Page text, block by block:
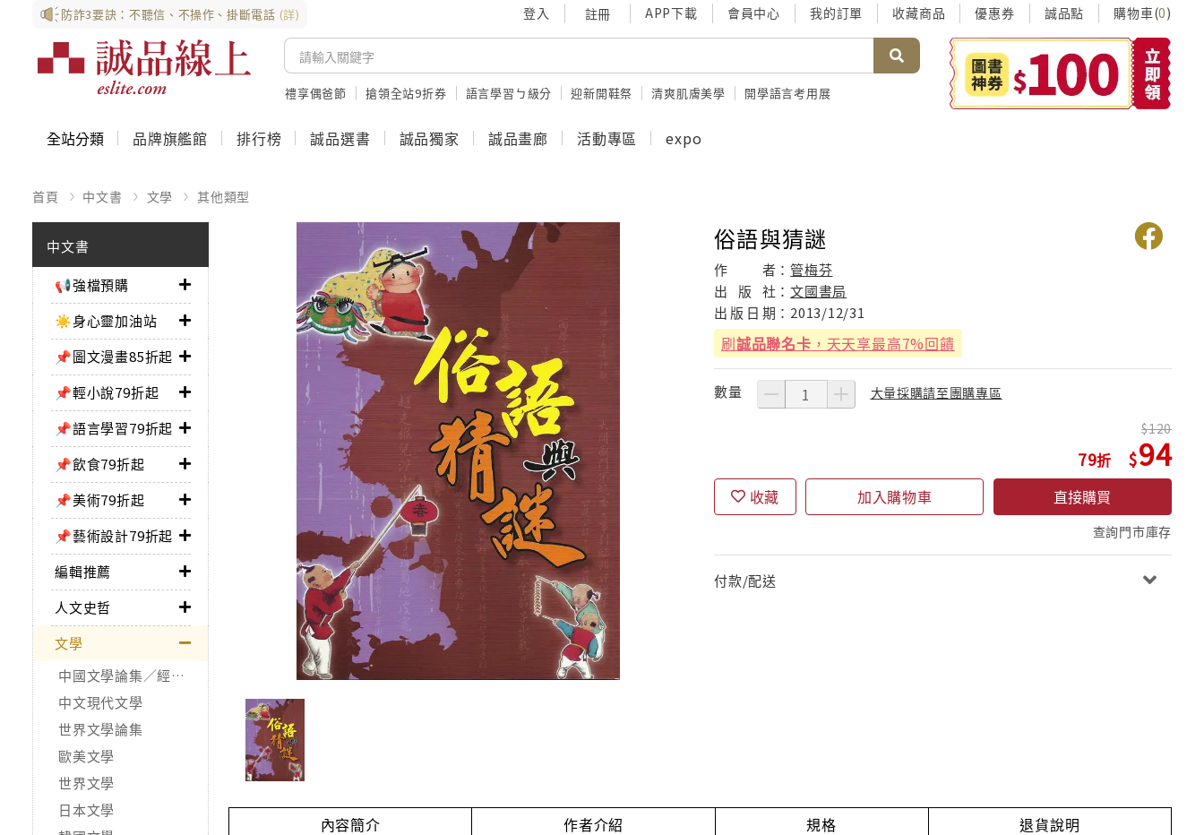
防詐3要訣：不聽信、不操作、掛斷電話 (詳) 登入 註冊 APP下載 會員中心 我的訂單 收藏商品 優惠券 誠品點 購物車(0)
禮享偶爸節 搶領全站9折券 語言學習ㄅ級分 迎新開鞋祭 清爽肌膚美學 開學語言考用展
全站分類 品牌旗艦館 排行榜 誠品選書 誠品獨家 誠品畫廊 活動專區 expo
首頁 中文書 文學 其他類型
中文書
📢強檔預購
☀️身心靈加油站
📌圖文漫畫85折起
📌輕小說79折起
📌語言學習79折起
📌飲食79折起
📌美術79折起
📌藝術設計79折起
編輯推薦
人文史哲
文學
中國文學論集／經典作品
中文現代文學
世界文學論集
歐美文學
世界文學
日本文學
俗語與猜謎
作 者：管梅芬
出
版 社：文國書局
出 版 日 期： 2013/12/31
刷誠品聯名卡 ，天天享最高7%回饋
數量 大量採購請至團購專區
79
120
94
收藏 加入購物車 直接購買
查詢門市庫存
付款/配送
內容簡介 作者介紹 規格 退貨說明